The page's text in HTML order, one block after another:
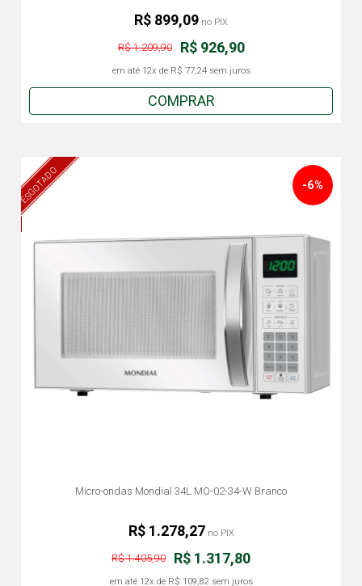
R$ 926,90
R$ 1.209,90
em até 12x de R$ 77,24sem juros
R$ 899,09 no PIX
COMPRAR
ESGOTADO
Micro-ondas Mondial 34L MO-02-34-W Branco
-6%
R$ 1.317,80
R$ 1.405,90
em até 12x de R$ 109,82sem juros
R$ 1.278,27 no PIX